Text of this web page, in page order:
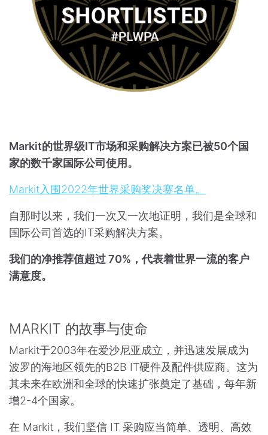
Markit的世界级IT市场和采购解决方案已被50个国
家的数千家国际公司使用。
Markit入围2022年世界采购奖决赛名单。
自那时以来，我们一次又一次地证明，我们是全球和
国际公司首选的IT采购解决方案。
我们的净推荐值超过 70%，代表着世界一流的客户
满意度。
MARKIT 的故事与使命
Markit于2003年在爱沙尼亚成立，并迅速发展成为
波罗的海地区领先的B2B IT硬件及配件供应商。这为
其未来在欧洲和全球的快速扩张奠定了基础，每年新
增2-4个国家。
在 Markit，我们坚信 IT 采购应当简单、透明、高效